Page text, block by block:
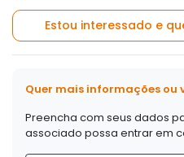
Estou interessado e
Quer mais informações ou
Preencha com seus dados
associado possa entrar em